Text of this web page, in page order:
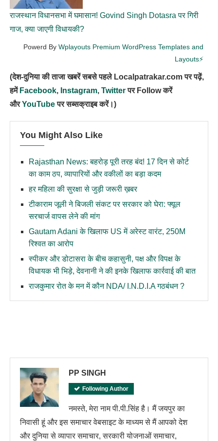
राजस्थान विधानसभा में घमासान! Govind Singh Dotasra पर गिरी
गाज, क्या जाएगी विधायकी?
Powerd By Wplayouts Premium WordPress Templates and
Layouts⚡
(देश-दुनिया की ताजा खबरें सबसे पहले Localpatrakar.com पर पढ़ें,
हमें Facebook, Instagram, Twitterपर Follow करें
औरYouTubeपर सब्सक्राइब करें।)
You Might Also Like
Rajasthan News: बहरोड़ पूरी तरह बंद! 17 दिन से कोर्ट
का काम ठप, व्यापारियों और वकीलों का बड़ा कदम
हर महिला की सुरक्षा से जुड़ी जरूरी ख़बर
टीकाराम जूली ने बिजली संकट पर सरकार को घेरा: फ्यूल
सरचार्ज वापस लेने की मांग
Gautam Adani के खिलाफ US में अरेस्ट वारंट, 250M
रिश्वत का आरोप
स्पीकर और डोटासरा के बीच कहासुनी, पक्ष और विपक्ष के
विधायक भी भिड़े, देवनानी ने की इनके खिलाफ कार्रवाई की बात
राजकुमार रोत के मन में कौन NDA/ I.N.D.I.A गठबंधन ?
PP SINGH
Following Author
नमस्ते, मेरा नाम पी.पी.सिंह है। मैं जयपुर का
निवासी हूं और इस समाचार वेबसाइट के माध्यम से मैं आपको देश
और दुनिया से व्यापार समाचार, सरकारी योजनाओं समाचार,